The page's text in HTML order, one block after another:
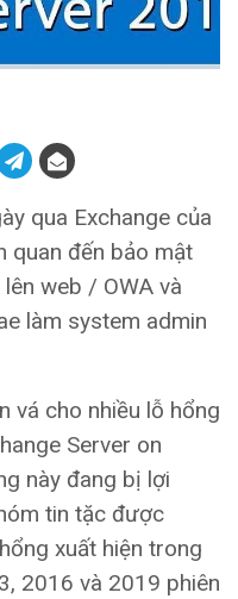
qua Exchange của
quan đến bảo mật
web / OWA và
làm system admin
vá cho nhiều lỗ hổng
Server on
này đang bị lợi
tin tặc được
xuất hiện trong
2016 và 2019 phiên